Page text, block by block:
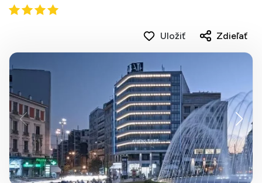
Uložiť Zdieľať